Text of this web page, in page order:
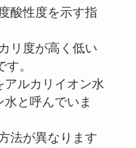
酸性度を示す指
リ度が高く低い
。
ルカリイオン水
と呼んでいま
法が異なります